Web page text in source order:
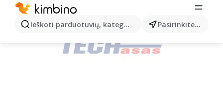
Ieškoti parduotuvių, kategorijų, produktų... Pasirinkite miestą